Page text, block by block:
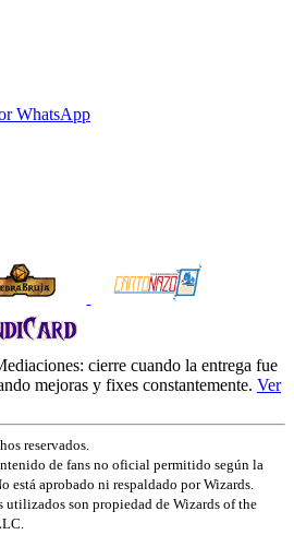
WhatsApp
cierre cuando la entrega fue
mejoras y fixes constantemente. Ver
reservados.
de fans no oficial permitido según la
está aprobado ni respaldado por Wizards.
utilizados son propiedad de Wizards of the